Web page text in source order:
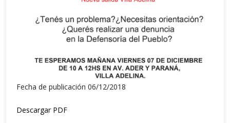
Fecha de publicación 06/12/2018
Descargar PDF